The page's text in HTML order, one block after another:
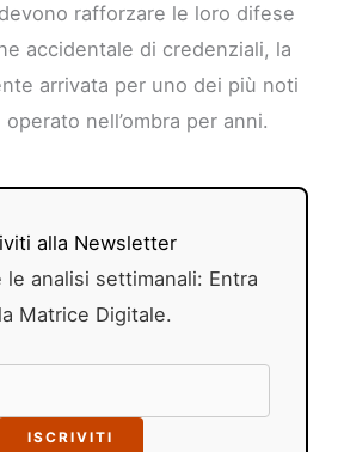
rafforzare le loro difese
accidentale di credenziali, la
arrivata per uno dei più noti
nell’ombra per anni.
alla Newsletter
le analisi settimanali: Entra
Matrice Digitale.
ISCRIVITI